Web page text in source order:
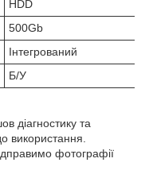
HDD
500Gb
Інтегрований
Б/У
діагностику та
використання.
фотографії